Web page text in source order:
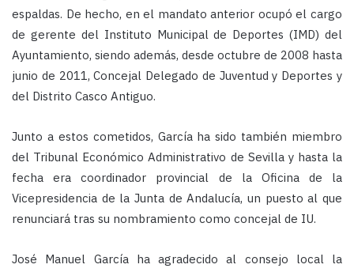
espaldas. De hecho, en el mandato anterior ocupó el cargo
de gerente del Instituto Municipal de Deportes (IMD) del
Ayuntamiento, siendo además, desde octubre de 2008 hasta
junio de 2011, Concejal Delegado de Juventud y Deportes y
del Distrito Casco Antiguo.
Junto a estos cometidos, García ha sido también miembro
del Tribunal Económico Administrativo de Sevilla y hasta la
fecha era coordinador provincial de la Oficina de la
Vicepresidencia de la Junta de Andalucía, un puesto al que
renunciará tras su nombramiento como concejal de IU.
José Manuel García ha agradecido al consejo local la